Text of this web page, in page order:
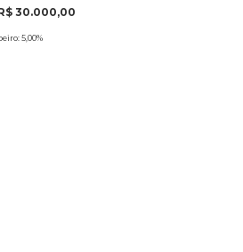
30.000,00
5,00%